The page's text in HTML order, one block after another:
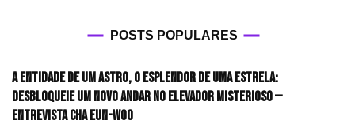
POSTS POPULARES
A entidade de um astro, o esplendor de uma estrela:
desbloqueie um novo andar no elevador misterioso —
Entrevista CHA EUN-WOO